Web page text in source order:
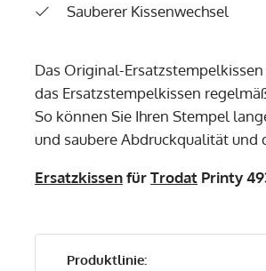
Sauberer Kissenwechsel
Das Original-
das Ersatzstempelkissen
So können Sie Ihren Stempel
und saubere Abdruckqualität und
ErsatzkissenfürTrodat Printy
Produktlinie: